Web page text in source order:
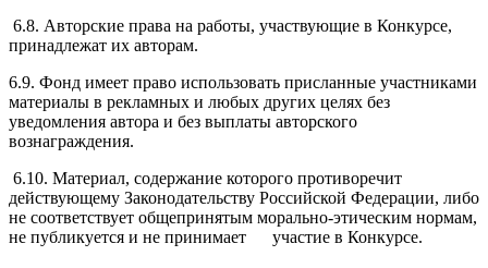
6.8. Авторские права на работы, участвующие в Конкурсе,
принадлежат их авторам.
6.9. Фонд имеет право использовать присланные участниками
материалы в рекламных и любых других целях без
уведомления автора и без выплаты авторского
вознаграждения.
6.10. Материал, содержание которого противоречит
действующему Законодательству Российской Федерации, либо
не соответствует общепринятым морально-этическим нормам,
не публикуется и не принимает участие в Конкурсе.